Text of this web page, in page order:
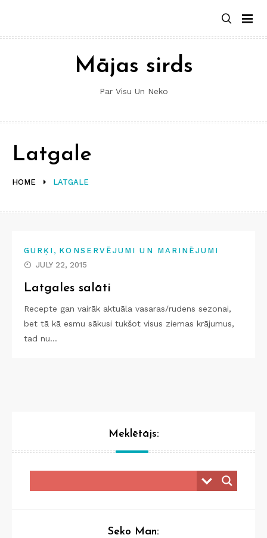
content
Mājas sirds
Par Visu Un Neko
HOME LATGALE
Latgale
GURĶI , KONSERVĒJUMI UN MARINĒJUMI
JULY 22, 2015
Latgales salāti
Recepte gan vairāk aktuāla vasaras/rudens sezonai,
bet tā kā esmu sākusi tukšot visus ziemas krājumus,
tad nu…
Meklētājs:
Seko Man: